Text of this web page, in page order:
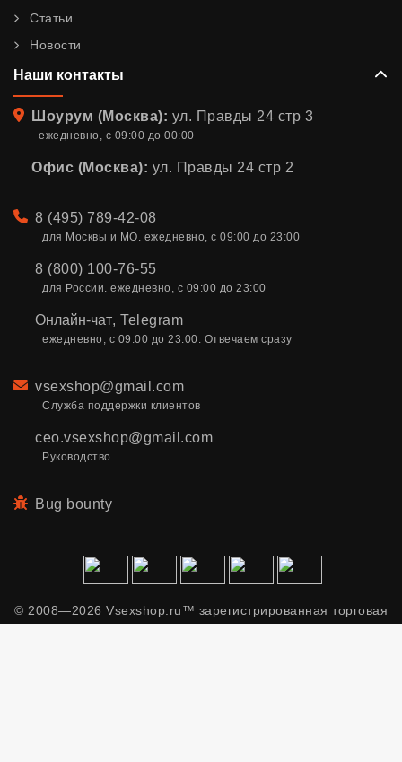
Статьи
Новости
Наши контакты
Адрес
Шоурум (Москва): ул. Правды 24 стр 3
ежедневно, с 09:00 до 00:00
Офис (Москва): ул. Правды 24 стр 2
Телефон
8 (495) 789-42-08
для Москвы и МО. ежедневно, с 09:00 до 23:00
8 (800) 100-76-55
для России. ежедневно, с 09:00 до 23:00
Онлайн-чат, Telegram
ежедневно, с 09:00 до 23:00. Отвечаем сразу
Email
vsexshop@gmail.com
Служба поддержки клиентов
ceo.vsexshop@gmail.com
Руководство
Bug bounty
© 2008—2026 Vsexshop.ru™ зарегистрированная торговая